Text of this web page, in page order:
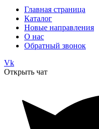
Главная страница
Каталог
Новые направления
О нас
Обратный звонок
Vk
Открыть чат